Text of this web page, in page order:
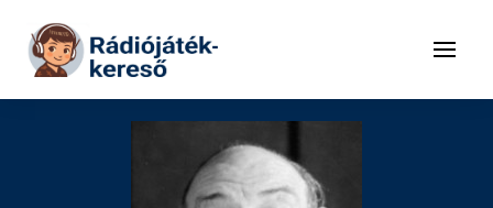
Tovább a tartalomhoz
Menü